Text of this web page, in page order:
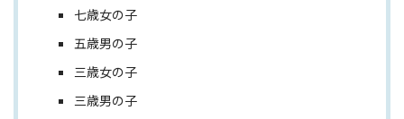
七歳女の子
五歳男の子
三歳女の子
三歳男の子